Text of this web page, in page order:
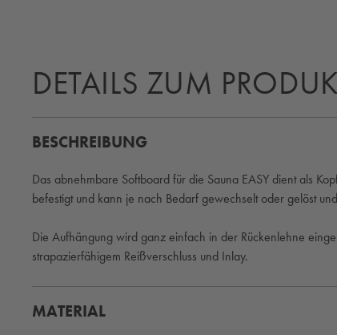
DETAILS ZUM
BESCHREIBUNG
Das abnehmbare Softboard für die Sauna EASY dient als
befestigt und kann je nach Bedarf gewechselt oder gelöst
Die Aufhängung wird ganz einfach in der Rückenlehne
strapazierfähigem Reißverschluss und Inlay.
MATERIAL